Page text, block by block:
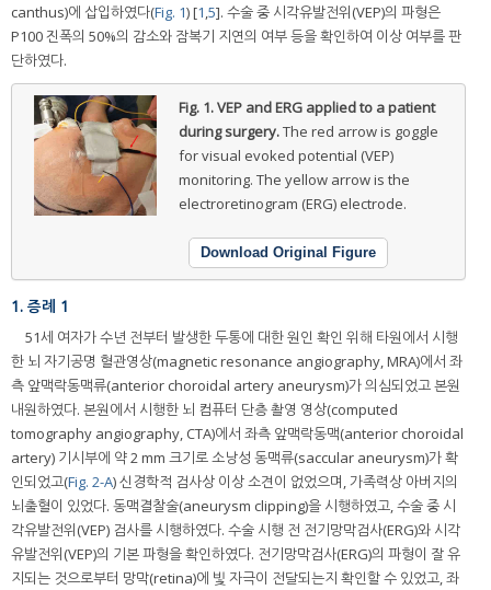
canthus)에 삽입하였다(Fig. 1) [1,5]. 수술 중 시각유발전위(VEP)의 파형은
P100 진폭의 50%의 감소와 잠복기 지연의 여부 등을 확인하여 이상 여부를 판
단하였다.
Fig. 1.VEP and ERG applied to a patient
during surgery.The red arrow is goggle
for visual evoked potential (VEP)
monitoring. The yellow arrow is the
electroretinogram (ERG) electrode.
Download Original Figure
1. 증례 1
51세 여자가 수년 전부터 발생한 두통에 대한 원인 확인 위해 타원에서 시행
한 뇌 자기공명 혈관영상(magnetic resonance angiography, MRA)에서 좌
측 앞맥락동맥류(anterior choroidal artery aneurysm)가 의심되었고 본원
내원하였다. 본원에서 시행한 뇌 컴퓨터 단층 촬영 영상(computed
tomography angiography, CTA)에서 좌측 앞맥락동맥(anterior choroidal
artery) 기시부에 약 2 mm 크기로 소낭성 동맥류(saccular aneurysm)가 확
인되었고(Fig. 2-A) 신경학적 검사상 이상 소견이 없었으며, 가족력상 아버지의
뇌출혈이 있었다. 동맥결찰술(aneurysm clipping)을 시행하였고, 수술 중 시
각유발전위(VEP) 검사를 시행하였다. 수술 시행 전 전기망막검사(ERG)와 시각
유발전위(VEP)의 기본 파형을 확인하였다. 전기망막검사(ERG)의 파형이 잘 유
지되는 것으로부터 망막(retina)에 빛 자극이 전달되는지 확인할 수 있었고, 좌